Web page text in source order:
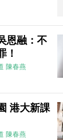
恩融：不
！
陳春燕
港大新課
陳春燕